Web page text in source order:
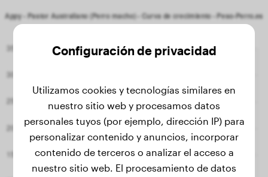
Configuración de privacidad
Utilizamos cookies y tecnologías similares en
nuestro sitio web y procesamos datos
personales tuyos (por ejemplo, dirección IP) para
personalizar contenido y anuncios, incorporar
contenido de terceros o analizar el acceso a
nuestro sitio web. El procesamiento de datos